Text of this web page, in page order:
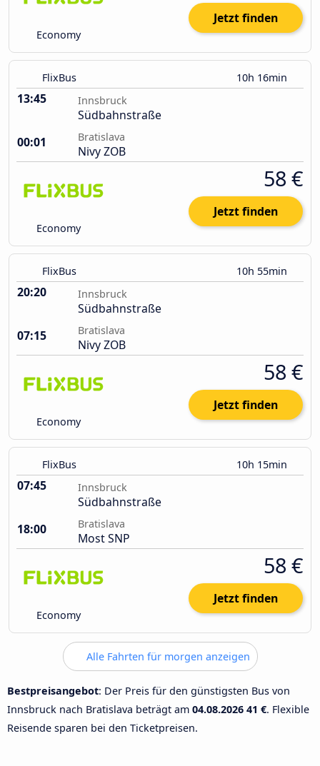
Economy
Jetzt finden
FlixBus 10h 16min
13:45 Innsbruck
Südbahnstraße
00:01
Bratislava
Nivy ZOB
Economy
58 €
Jetzt finden
FlixBus 10h 55min
20:20 Innsbruck
Südbahnstraße
07:15
Bratislava
Nivy ZOB
Economy
58 €
Jetzt finden
FlixBus 10h 15min
07:45 Innsbruck
Südbahnstraße
18:00
Bratislava
Most SNP
Economy
58 €
Jetzt finden
Alle Fahrten für morgen anzeigen
Bestpreisangebot: Der Preis für den günstigsten Bus von
Innsbruck nach Bratislava beträgt am 04.08.2026 41 €. Flexible
Reisende sparen bei den Ticketpreisen.